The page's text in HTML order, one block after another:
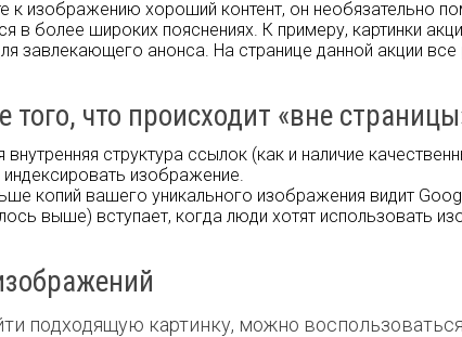
к изображению хороший контент, он необязательно
в более широких пояснениях. К примеру, картинки
завлекающего анонса. На странице данной акции
того, что происходит «вне
структура ссылок (как и наличие
изображение.
копий вашего уникального изображения видит
выше) вступает, когда люди хотят использовать
подходящую картинку, можно